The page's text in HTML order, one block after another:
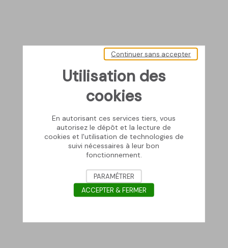
Utilisation des
cookies
En autorisant ces services tiers, vous
autorisez le dépôt et la lecture de
cookies et l'utilisation de technologies de
suivi nécessaires à leur bon
fonctionnement.
Continuer sans accepter
PARAMÉTRER
ACCEPTER & FERMER